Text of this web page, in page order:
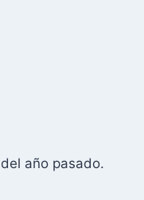
año pasado.